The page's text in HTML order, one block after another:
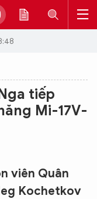
tiếp
Mi-17V-
viên Quân
Kochetkov